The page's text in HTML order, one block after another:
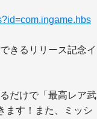
きるリリース記念イ
だけで「最高レア武
ます！また、ミッシ